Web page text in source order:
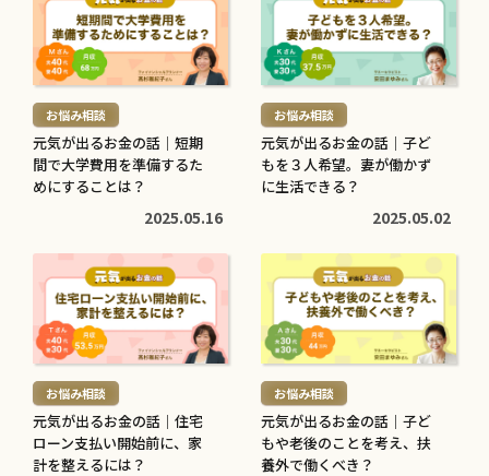
続
き
を
読
む
> 子育てに役立つ
高校生でも口座開設でき
意点をわかりやすく解説
2026.05.12
続
き
を
読
む
> 住まいに役立つ
住宅ローン中に転職しても
意点・対処法を解説
2026.04.20
き
を
読
む
> お悩み相談
元気が出るお金の話｜短期
間で大学費用を準備するた
めにすることは？
2025.05.16
き
を
読
む
> お悩み相談
元気が出るお金の話｜子ど
もを３人希望。妻が働かず
に生活できる？
2025.05.02
を
読
む
> お悩み相談
元気が出るお金の話｜住宅
ローン支払い開始前に、家
計を整えるには？
き
を
読
む
> お悩み相談
元気が出るお金の話｜子ど
もや老後のことを考え、扶
養外で働くべき？